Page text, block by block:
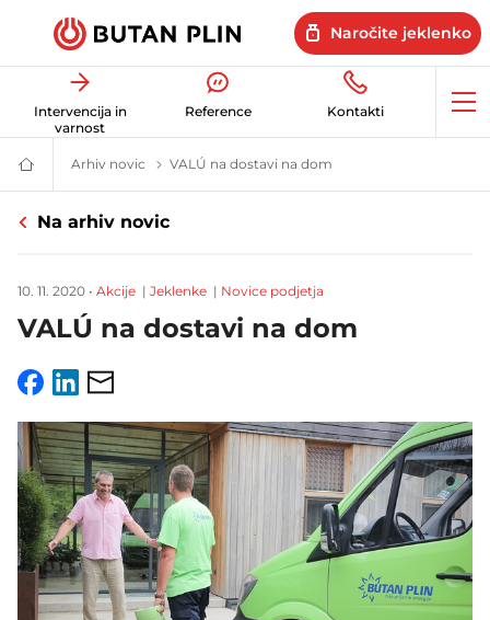
Naročite jeklenko
Intervencija in
varnost
Reference Kontakti
Butan
plin
Energetske
in
posel
Arhiv novic Novice in uporabni nasveti | Butan plin
VALÚ na dostavi na dom
Na arhiv novic
10. 11. 2020 • Akcije | Jeklenke | Novice podjetja
VALÚ na dostavi na dom
Facebook
LinkedIn
Email